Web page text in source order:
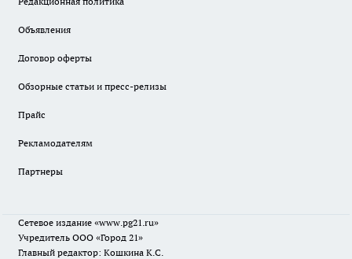
Объявления
Договор оферты
Обзорные статьи и пресс-релизы
Прайс
Рекламодателям
Партнеры
Сетевое издание «www.pg21.ru»
Учредитель ООО «Город 21»
Главный редактор: Кошкина К.С.